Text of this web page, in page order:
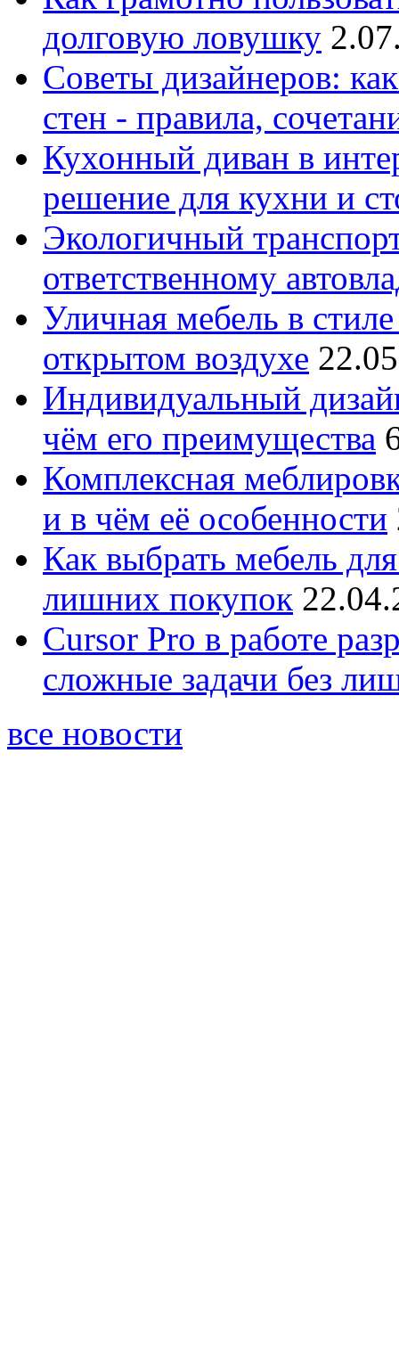
долговую ловушку
Советы дизайнеров:
стен - правила,
Кухонный диван в
решение для кухни и
Экологичный
ответственному
Уличная мебель в
открытом воздухе
Индивидуальный
чём его преимущества
Комплексная
и в чём её особенности
Как выбрать мебель
лишних покупок
Cursor Pro в работе
сложные задачи без
все новости